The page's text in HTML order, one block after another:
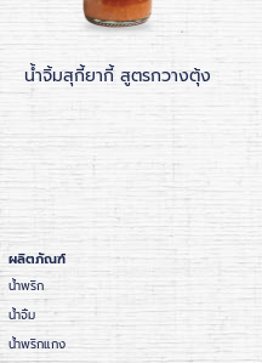
น้ำจิ้มสุกี้ยากี้ สูตรกวางตุ้ง
ผลิตภัณฑ์
น้ำพริก
น้ำจิ้ม
น้ำพริกแกง